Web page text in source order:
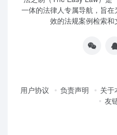
一体的法律人专属导航，旨
效的法规案例检索和
用户协议 负责声明 关于
友